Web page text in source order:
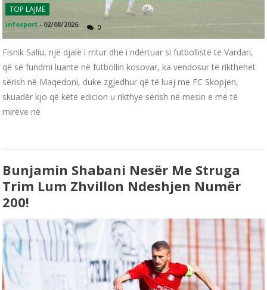
TOP LAJME
infosport - 02/08/2026 0
Fisnik Saliu, një djalë i rritur dhe i ndërtuar si futbollistë te Vardari,
që së fundmi luante në futbollin kosovar, ka vendosur të rikthehet
sërish në Maqedoni, duke zgjedhur që të luaj me FC Skopjen,
skuadër kjo që këtë edicion u rikthye sërish në mesin e më të
mirëve në
Bunjamin Shabani Nesër Me Struga
Trim Lum Zhvillon Ndeshjen Numër
200!